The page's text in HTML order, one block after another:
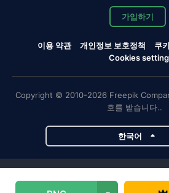
가입하기
이용 약관 개인정보 보호정책 쿠
Cookies
Copyright © 2010-2026 Freepik
호를 받습니다..
한국어